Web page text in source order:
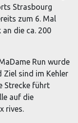
Strasbourg
zum 6. Mal
die ca. 200
Run wurde
Ziel sind im Kehler
Strecke führt
auf die
rives.